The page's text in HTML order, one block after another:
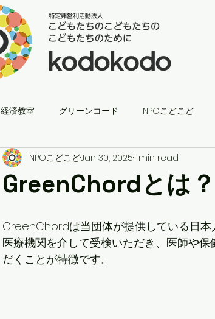
経済教室 グリーンコード NPOこどこど
GreenChordとは？
NPOこどこどJan 30, 20251 min read
GreenChordは当団体が提供している日本
医療機関を介して受検いただき、医師や
だくことが特徴です。